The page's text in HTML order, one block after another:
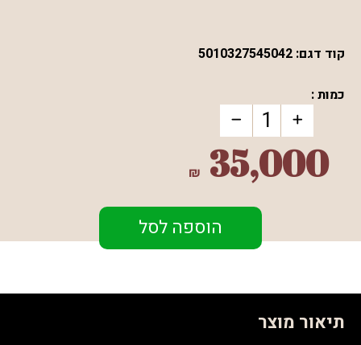
קוד דגם: 5010327545042
כמות :
35,000
₪
הוספה לסל
תיאור מוצר